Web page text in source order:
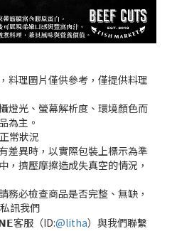
料理圖片僅供參考，僅提供料理
燈光、螢幕解析度、環境顏色而
為主。
常狀況
差異時，以實際包裝上標示為準
，擠壓摩擦造成失真空的情況，
務必檢查商品是否完整、無缺，
訊我們
客服（ID:@litha）與我們聯繫